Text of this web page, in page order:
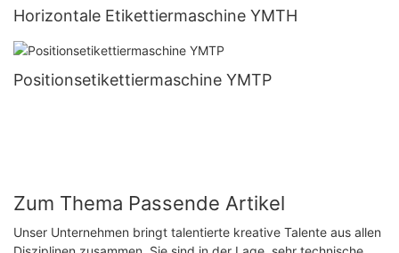
Horizontale Etikettiermaschine YMTH
Positionsetikettiermaschine YMTP
Zum Thema Passende Artikel
Unser Unternehmen bringt talentierte kreative Talente aus allen